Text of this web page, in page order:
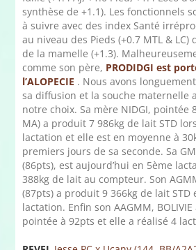
synthèse de +1.1). Les fonctionnels
à suivre avec des index Santé
au niveau des Pieds (+0.7 MTL & LC)
de la mamelle (+1.3).
comme son père, PRODIDGI est
l’ALOPECIE . Nous avons
sa diffusion et la souche maternelle
notre choix. Sa mère NIDGI, pointée
MA) a produit 7 986kg de lait STD
lactation et elle est en moyenne à
premiers jours de sa seconde. Sa
(86pts), est aujourd’hui en 5ème
388kg de lait au compteur. Son
(87pts) a produit 9 366kg de lait STD
lactation. Enfin son AAGMM,
pointée à 92pts et elle a réalisé 4